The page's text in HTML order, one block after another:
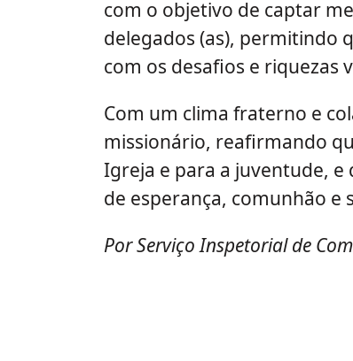
com o objetivo de captar
delegados (as), permitindo
com os desafios e riquezas
Com um clima fraterno e
missionário, reafirmando
Igreja e para a juventude, e
de esperança, comunhão e
Por Serviço Inspetorial de